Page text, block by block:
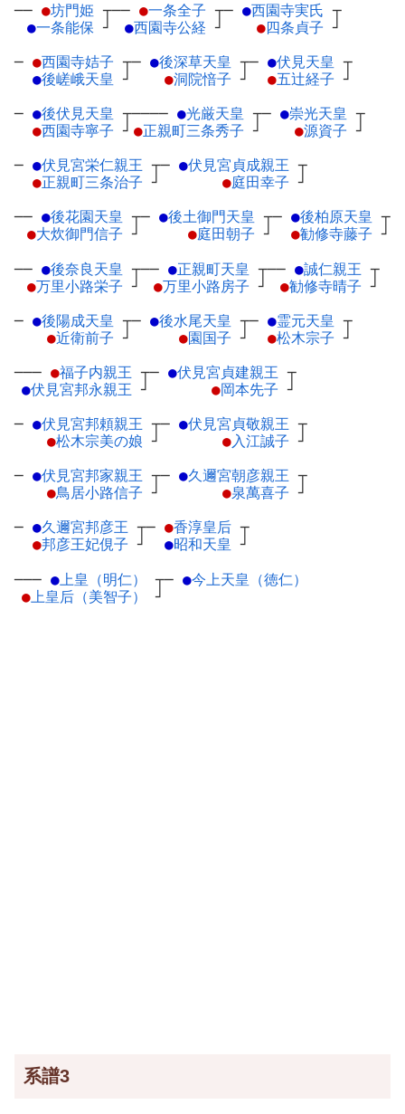
── ●坊門姫 ┬
●一条能保 ┘
── ●一条全子 ┬
●西園寺公経 ┘
─ ●西園寺実氏 ┬
●四条貞子 ┘
─ ●西園寺姞子 ┬
●後嵯峨天皇 ┘
─ ●後深草天皇 ┬
●洞院愔子 ┘
─ ●伏見天皇 ┬
●五辻経子 ┘
─ ●後伏見天皇 ┬
●西園寺寧子 ┘
──── ●光厳天皇 ┬
●正親町三条秀子 ┘
─ ●崇光天皇 ┬
●源資子 ┘
─ ●伏見宮栄仁親王 ┬
●正親町三条治子 ┘
─ ●伏見宮貞成親王 ┬
●庭田幸子 ┘
── ●後花園天皇 ┬
●大炊御門信子 ┘
─ ●後土御門天皇 ┬
●庭田朝子 ┘
─ ●後柏原天皇 ┬
●勧修寺藤子 ┘
── ●後奈良天皇 ┬
●万里小路栄子 ┘
── ●正親町天皇 ┬
●万里小路房子 ┘
── ●誠仁親王 ┬
●勧修寺晴子 ┘
─ ●後陽成天皇 ┬
●近衛前子 ┘
─ ●後水尾天皇 ┬
●園国子 ┘
─ ●霊元天皇 ┬
●松木宗子 ┘
─── ●福子内親王 ┬
●伏見宮邦永親王 ┘
─ ●伏見宮貞建親王 ┬
●岡本先子 ┘
─ ●伏見宮邦頼親王 ┬
●松木宗美の娘 ┘
─ ●伏見宮貞敬親王 ┬
●入江誠子 ┘
─ ●伏見宮邦家親王 ┬
●鳥居小路信子 ┘
─ ●久邇宮朝彦親王 ┬
●泉萬喜子 ┘
─ ●久邇宮邦彦王 ┬
●邦彦王妃俔子 ┘
─ ●香淳皇后 ┬
●昭和天皇 ┘
─── ● 上皇（明仁）
┬
● 上皇后（美智子） ┘
─ ●今上天皇（徳仁）
系譜3